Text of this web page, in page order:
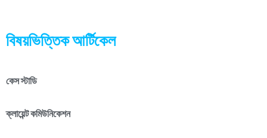
বিষয়ভিত্তিক আর্টিকেল
কেস স্টাডি
ক্লায়েন্ট কমিউনিকেশন